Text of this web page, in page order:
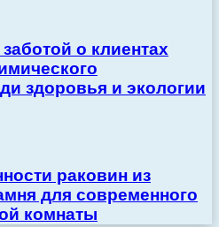
о клиентах
здоровья и экологии
раковин из
для современного
комнаты